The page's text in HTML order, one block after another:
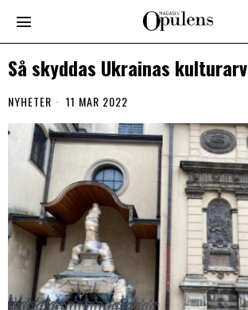
Så skyddas Ukrainas kulturarv
NYHETER 11 MAR 2022